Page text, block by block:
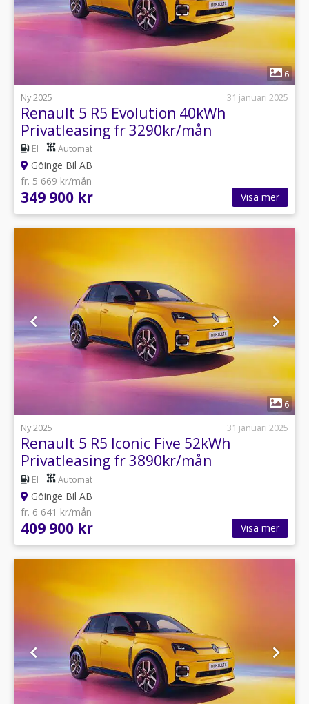
6
Ny 2025
31 januari 2025
Renault 5 R5 Evolution 40kWh
Privatleasing fr 3290kr/mån
El Automat
Göinge Bil AB
fr. 5 669 kr/mån
349 900 kr Visa mer
6
Ny 2025
31 januari 2025
Renault 5 R5 Iconic Five 52kWh
Privatleasing fr 3890kr/mån
El Automat
Göinge Bil AB
fr. 6 641 kr/mån
409 900 kr Visa mer